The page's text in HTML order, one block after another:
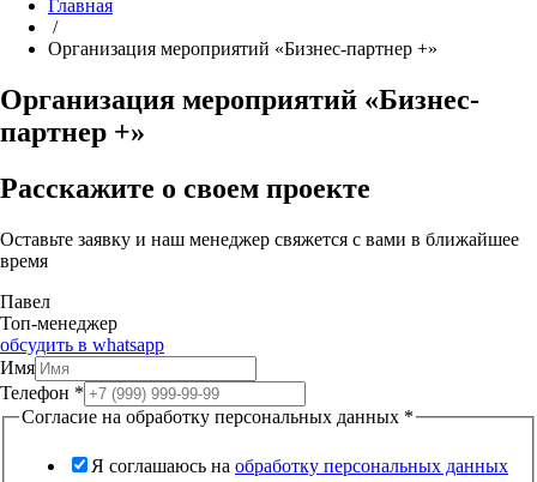
Главная
/
Организация мероприятий «Бизнес-партнер +»
Организация мероприятий «Бизнес-
партнер +»
Расскажите о своем проекте
Оставьте заявку и наш менеджер свяжется с вами в ближайшее
время
Павел
Топ-менеджер
обсудить в whatsapp
Имя
Телефон *
Согласие на обработку персональных данных *
Я соглашаюсь на обработку персональных данных